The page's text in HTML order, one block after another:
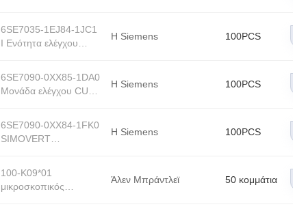
αναλογικής εισόδου
6SE7035-1EJ84-1JC1
I Ενότητα ελέγχου
3AC 50/60 Hz και 510-
620V
Η Siemens 100PCS
6SE7090-0XX85-1DA0
Μονάδα ελέγχου CUR
τροφοδοσίας/
ανασυγκρότησης
Η Siemens 100PCS
6SE7090-0XX84-1FK0
SIMOVERT
PLC
Η Siemens 100PCS
100-K09*01
μικροσκοπικός
Άλεν Μπράντλεϊ 50 κομμάτια